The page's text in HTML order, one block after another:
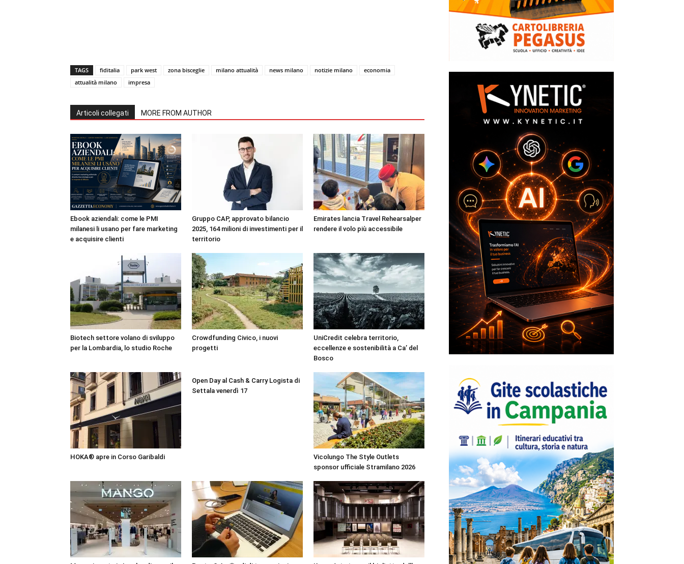
TAGS fiditalia park west zona bisceglie milano attualità news milano notizie milano
economia
attualità milano
impresa
Articoli collegati MORE FROM AUTHOR
Ebook aziendali: come le PMI
milanesi li usano per fare marketing
e acquisire clienti
Gruppo CAP, approvato bilancio
2025, 164 milioni di investimenti per il
territorio
Emirates lancia Travel Rehearsalper
rendere il volo più accessibile
Biotech settore volano di sviluppo
per la Lombardia, lo studio Roche
Crowdfunding Civico, i nuovi
progetti
UniCredit celebra territorio,
eccellenze e sostenibilità a Ca’ del
Bosco
HOKA® apre in Corso Garibaldi
Open Day al Cash & Carry Logista di
Settala venerdì 17
Vicolungo The Style Outlets
sponsor ufficiale Stramilano 2026